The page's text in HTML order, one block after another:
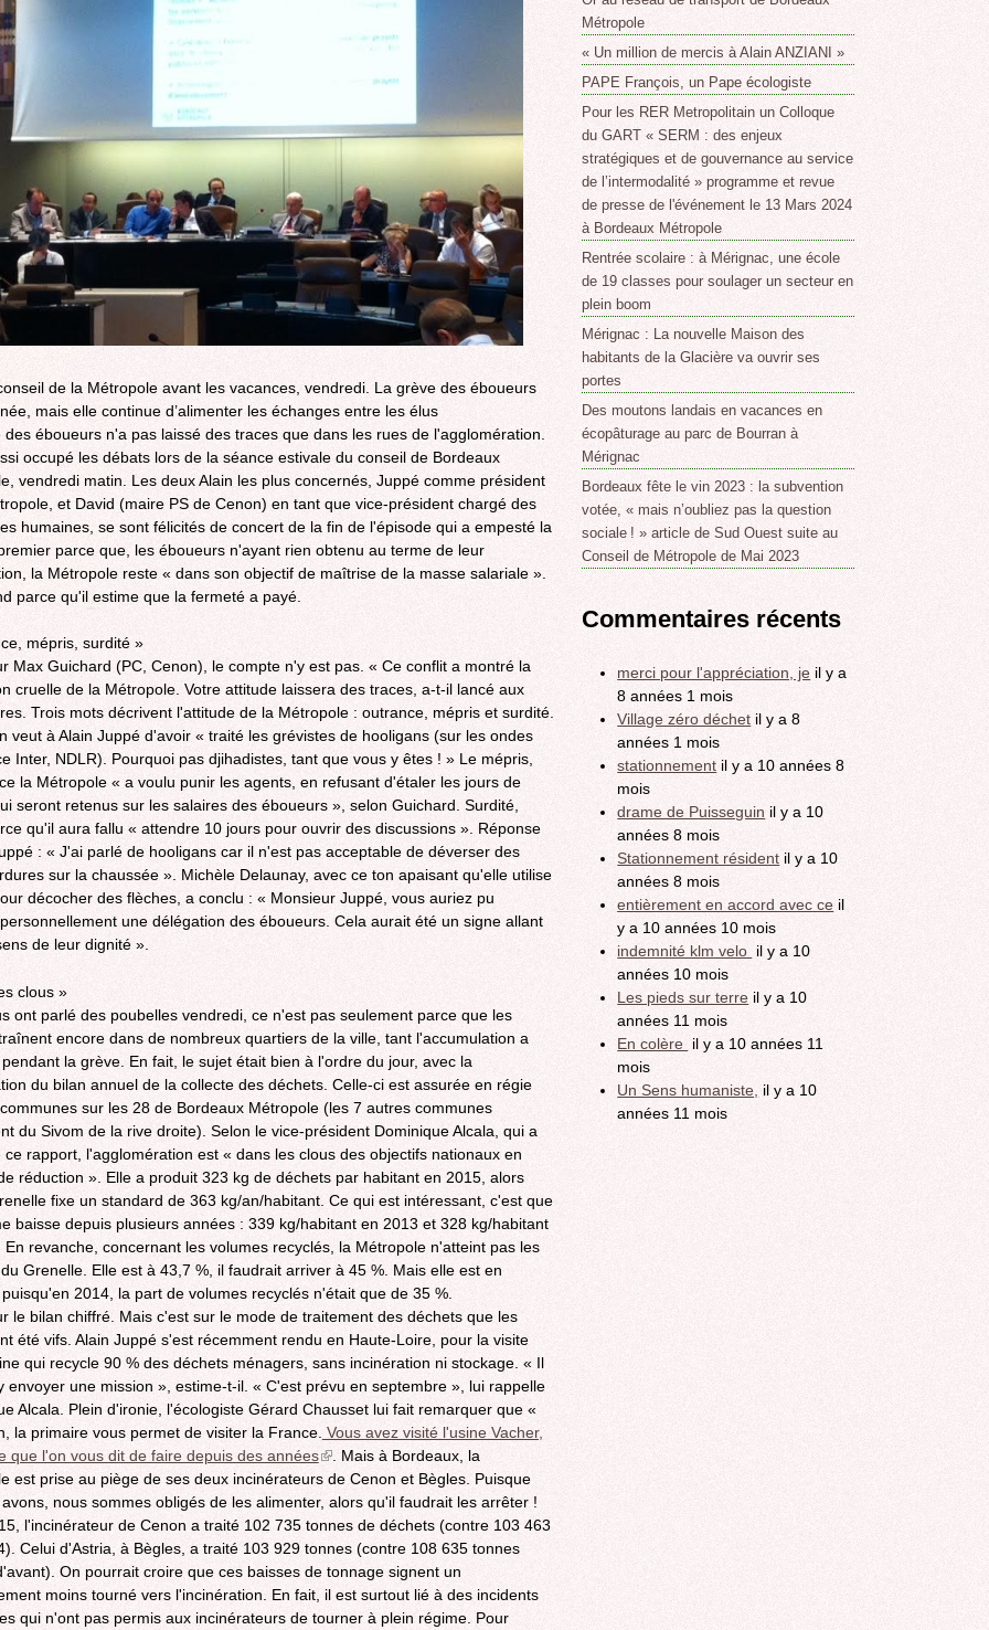
de la Métropole avant les vacances, vendredi. La grève des éboueurs
mais elle continue d’alimenter les échanges entre les élus
des éboueurs n'a pas laissé des traces que dans les rues de l'agglomération.
occupé les débats lors de la séance estivale du conseil de Bordeaux
vendredi matin. Les deux Alain les plus concernés, Juppé comme président
et David (maire PS de Cenon) en tant que vice-président chargé des
humaines, se sont félicités de concert de la fin de l'épisode qui a empesté la
parce que, les éboueurs n'ayant rien obtenu au terme de leur
la Métropole reste « dans son objectif de maîtrise de la masse salariale ».
parce qu'il estime que la fermeté a payé.
mépris, surdité »
Max Guichard (PC, Cenon), le compte n'y est pas. « Ce conflit a montré la
cruelle de la Métropole. Votre attitude laissera des traces, a-t-il lancé aux
Trois mots décrivent l'attitude de la Métropole : outrance, mépris et surdité.
veut à Alain Juppé d'avoir « traité les grévistes de hooligans (sur les ondes
Inter, NDLR). Pourquoi pas djihadistes, tant que vous y êtes ! » Le mépris,
la Métropole « a voulu punir les agents, en refusant d'étaler les jours de
seront retenus sur les salaires des éboueurs », selon Guichard. Surdité,
qu'il aura fallu « attendre 10 jours pour ouvrir des discussions ». Réponse
: « J'ai parlé de hooligans car il n'est pas acceptable de déverser des
sur la chaussée ». Michèle Delaunay, avec ce ton apaisant qu'elle utilise
décocher des flèches, a conclu : « Monsieur Juppé, vous auriez pu
une délégation des éboueurs. Cela aurait été un signe allant
de leur dignité ».
clous »
ont parlé des poubelles vendredi, ce n'est pas seulement parce que les
encore dans de nombreux quartiers de la ville, tant l'accumulation a
la grève. En fait, le sujet était bien à l'ordre du jour, avec la
du bilan annuel de la collecte des déchets. Celle-ci est assurée en régie
sur les 28 de Bordeaux Métropole (les 7 autres communes
du Sivom de la rive droite). Selon le vice-président Dominique Alcala, qui a
ce rapport, l'agglomération est « dans les clous des objectifs nationaux en
réduction ». Elle a produit 323 kg de déchets par habitant en 2015, alors
fixe un standard de 363 kg/an/habitant. Ce qui est intéressant, c'est que
baisse depuis plusieurs années : 339 kg/habitant en 2013 et 328 kg/habitant
En revanche, concernant les volumes recyclés, la Métropole n'atteint pas les
Grenelle. Elle est à 43,7 %, il faudrait arriver à 45 %. Mais elle est en
2014, la part de volumes recyclés n'était que de 35 %.
le bilan chiffré. Mais c'est sur le mode de traitement des déchets que les
été vifs. Alain Juppé s'est récemment rendu en Haute-Loire, pour la visite
qui recycle 90 % des déchets ménagers, sans incinération ni stockage. « Il
envoyer une mission », estime-t-il. « C'est prévu en septembre », lui rappelle
Alcala. Plein d'ironie, l'écologiste Gérard Chausset lui fait remarquer que «
la primaire vous permet de visiter la France. Vous avez visité l'usine Vacher,
que l'on vous dit de faire depuis des années(link
is
external)
. Mais à Bordeaux, la
est prise au piège de ses deux incinérateurs de Cenon et Bègles. Puisque
nous sommes obligés de les alimenter, alors qu'il faudrait les arrêter !
l'incinérateur de Cenon a traité 102 735 tonnes de déchets (contre 103 463
Celui d'Astria, à Bègles, a traité 103 929 tonnes (contre 108 635 tonnes
On pourrait croire que ces baisses de tonnage signent un
moins tourné vers l'incinération. En fait, il est surtout lié à des incidents
qui n'ont pas permis aux incinérateurs de tourner à plein régime. Pour
Métropole
« Un million de mercis à Alain ANZIANI »
PAPE François, un Pape écologiste
Pour les RER Metropolitain un Colloque
du GART « SERM : des enjeux
stratégiques et de gouvernance au service
de l’intermodalité » programme et revue
de presse de l'événement le 13 Mars 2024
à Bordeaux Métropole
Rentrée scolaire : à Mérignac, une école
de 19 classes pour soulager un secteur en
plein boom
Mérignac : La nouvelle Maison des
habitants de la Glacière va ouvrir ses
portes
Des moutons landais en vacances en
écopâturage au parc de Bourran à
Mérignac
Bordeaux fête le vin 2023 : la subvention
votée, « mais n’oubliez pas la question
sociale ! » article de Sud Ouest suite au
Conseil de Métropole de Mai 2023
Commentaires récents
merci pour l'appréciation, je il y a
8 années 1 mois
Village zéro déchet il y a 8
années 1 mois
stationnement il y a 10 années 8
mois
drame de Puisseguin il y a 10
années 8 mois
Stationnement résident il y a 10
années 8 mois
entièrement en accord avec ce il
y a 10 années 10 mois
indemnité klm velo il y a 10
années 10 mois
Les pieds sur terre il y a 10
années 11 mois
En colère il y a 10 années 11
mois
Un Sens humaniste, il y a 10
années 11 mois